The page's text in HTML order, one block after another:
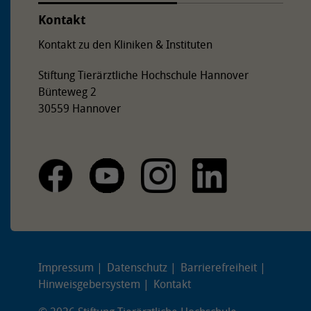
Kontakt
Kontakt zu den Kliniken & Instituten
Stiftung Tierärztliche Hochschule Hannover
Bünteweg 2
30559 Hannover
Impressum Datenschutz
Barrierefreiheit
Hinweisgebersystem
Kontakt